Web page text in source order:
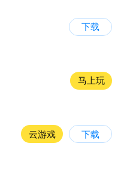
下载
马上玩
云游戏 下载